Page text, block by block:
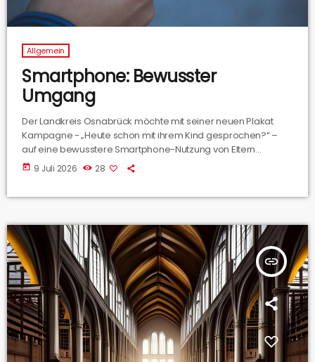
Allgemein
Smartphone: Bewusster
Umgang
Der Landkreis Osnabrück möchte mit seiner neuen Plakat
Kampagne - „Heute schon mit ihrem Kind gesprochen?“ –
auf eine bewusstere Smartphone-Nutzung von Eltern
hinweisen. Janna Fabian vom Fachdienst für Jugend des
Landkreises Osnabrücks hat uns die Aktion mal näher
today 9 Juli 2026 28
insert_link